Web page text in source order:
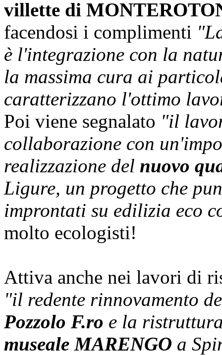
villette di
facendosi i complimenti
è l'integrazione con la
la massima cura ai
caratterizzano l'ottimo
Poi viene segnalato "il
collaborazione con
realizzazione del nuovo
Ligure, un progetto che
improntati su edilizia eco
molto ecologisti!
Attiva anche nei lavori di
"il redente rinnovamento
Pozzolo F.ro e la
museale MARENGO a